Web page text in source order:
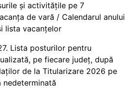
și activitățile pe 7
de vară / Calendarul anului
lista vacanțelor
Lista posturilor pentru
pe fiecare județ, după
de la Titularizare 2026 pe